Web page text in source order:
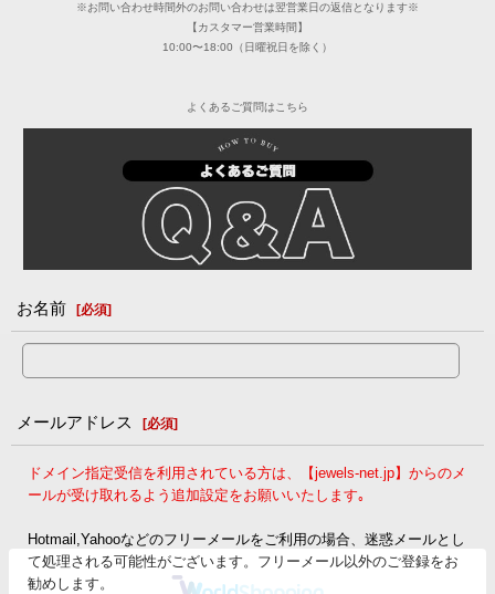
※お問い合わせ時間外のお問い合わせは翌営業日の返信となります※
【カスタマー営業時間】
10:00〜18:00（日曜祝日を除く）
よくあるご質問はこちら
お名前 [必須]
メールアドレス [必須]
ドメイン指定受信を利用されている方は、【jewels-net.jp】からのメ
ールが受け取れるよう追加設定をお願いいたします｡
Hotmail,Yahooなどのフリーメールをご利用の場合、迷惑メールとし
て処理される可能性がございます。フリーメール以外のご登録をお
勧めします。